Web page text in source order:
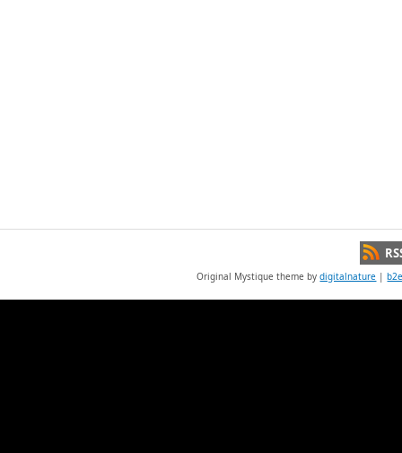
Original Mystique theme bydigitalnature |